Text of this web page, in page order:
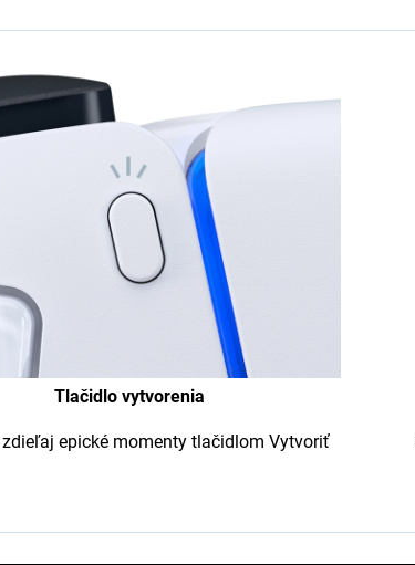
Tlačidlo vytvorenia
epické momenty tlačidlom Vytvoriť